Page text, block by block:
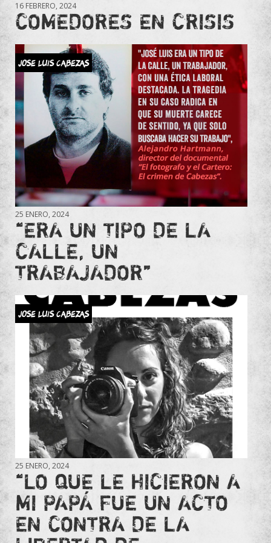
16 FEBRERO, 2024
COMEDORES EN CRISIS
JOSE LUIS CABEZAS
25 ENERO, 2024
“ERA UN TIPO DE LA
CALLE, UN
TRABAJADOR”
JOSE LUIS CABEZAS
25 ENERO, 2024
“LO QUE LE HICIERON A
MI PAPÁ FUE UN ACTO
EN CONTRA DE LA